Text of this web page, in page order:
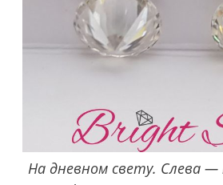
На дневном свету. Слева —